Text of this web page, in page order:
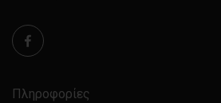
Πληροφορίες